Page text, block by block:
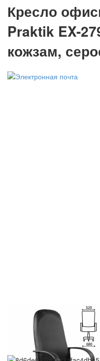
Кресло
Praktik EX-
кожзам,